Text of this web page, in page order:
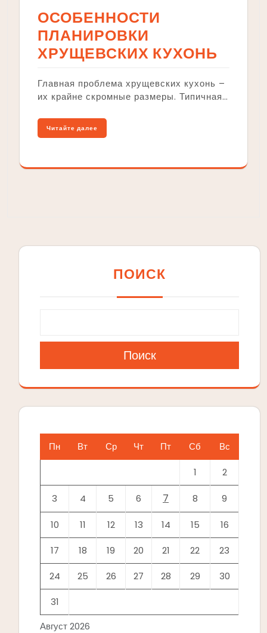
ОСОБЕННОСТИ
ПЛАНИРОВКИ
ХРУЩЕВСКИХ КУХОНЬ
Главная проблема хрущевских кухонь –
их крайне скромные размеры. Типичная…
Читайте далее
ПОИСК
Поиск
Август 2026
Пн Вт Ср Чт Пт Сб Вс
1 2
3 4 5 6 7 8 9
10 11 12 13 14 15 16
17 18 19 20 21 22 23
24 25 26 27 28 29 30
31